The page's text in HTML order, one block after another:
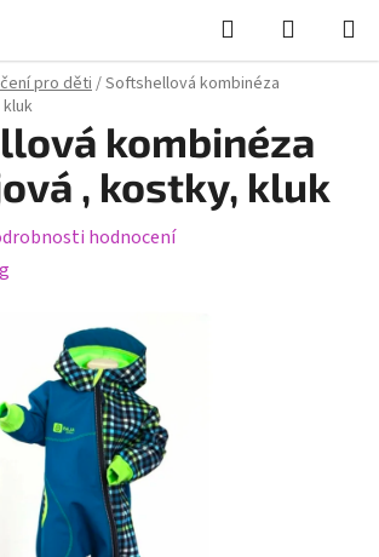
Hledat
KOŠÍK
pro děti/Softshellová kombinéza
kombinéza
, kostky, kluk
hodnocení